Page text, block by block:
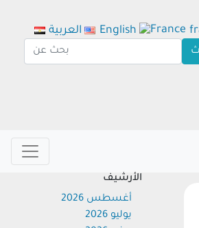
الأرشيف
أغسطس 2026
يوليو 2026
العربية English